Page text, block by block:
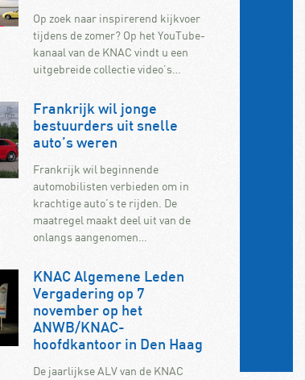
Op zoek naar inspirerend kijkvoer
tijdens de zomer? Op het YouTube-
kanaal van de KNAC vindt u een
uitgebreide collectie video’s…
Frankrijk wil jonge
bestuurders uit snelle
auto’s weren
Frankrijk wil beginnende
automobilisten verbieden om in
krachtige auto’s te rijden. De
maatregel maakt deel uit van de
onlangs aangenomen…
KNAC Algemene Leden
Vergadering op 7
november op het
ANWB/KNAC-
hoofdkantoor in Den Haag
De jaarlijkse ALV van de KNAC